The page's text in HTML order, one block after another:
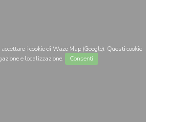
i cookie di Waze Map (Google). Questi cookie
e localizzazione.
Consenti